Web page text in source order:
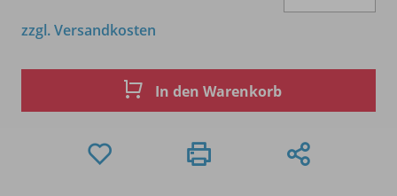
zzgl. Versandkosten
In den Warenkorb